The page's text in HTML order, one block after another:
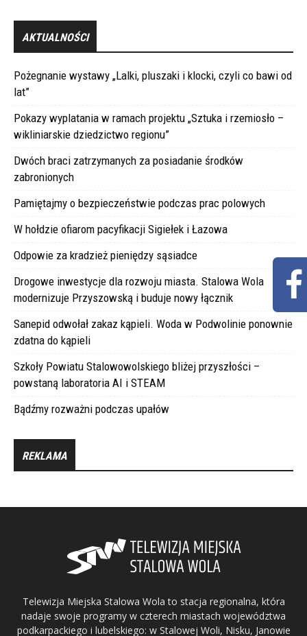
AKTUALNOŚCI
Pożegnanie wystawy „Lalki, pluszaki i klocki, czyli co bawi od
lat”
Pokazy wyplatania w ramach projektu „Sztuka i rzemiosło –
wikliniarskie dziedzictwo regionu”
Dwóch braci zatrzymanych za posiadanie środków
zabronionych
Pamiętajmy o bezpieczeństwie podczas prac polowych
W hołdzie ofiarom pacyfikacji Sigiełek i Łazowa
Odpowie za kradzież pieniędzy sąsiadce
Drogowe inwestycje dla rozwoju miasta. Stalowa Wola
modernizuje Przyszowską i buduje nowy łącznik
Sanepid odwołał zakaz kąpieli. Woda w Podwolinie ponownie
zdatna do kąpieli
Szkoły Powiatu Stalowowolskiego bliżej przyszłości –
powstaną laboratoria AI i STEAM
Bądźmy rozważni podczas upałów
REKLAMA
Telewizja Miejska Stalowa Wola to stacja regionalna, która
nadaje swoje programy w czterech miastach województwa
podkarpackiego i lubelskiego: w Stalowej Woli, Nisku, Janowie